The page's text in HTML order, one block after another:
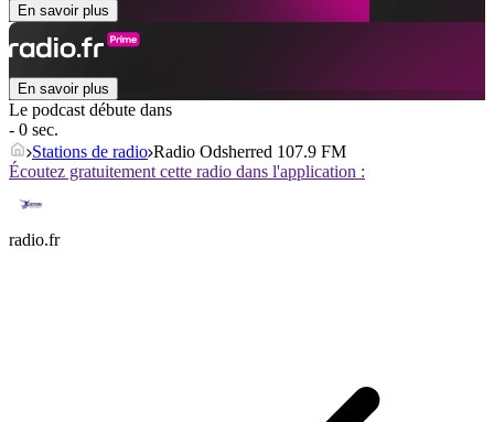
En savoir plus
En savoir plus
Le podcast débute dans
- 0 sec.
Stations de radio Radio Odsherred 107.9 FM
Écoutez gratuitement cette radio dans l'application :
radio.fr